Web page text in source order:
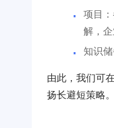
项目
解，
知识
由此，我们可
扬长避短策略。